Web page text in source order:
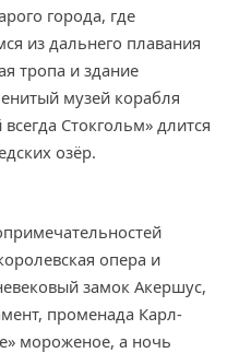
города, где
из дальнего плавания
тропа и здание
музей корабля
Стокгольм» длится
озёр.
опера и
замок Акершус,
променада Карл-
мороженое, а ночь